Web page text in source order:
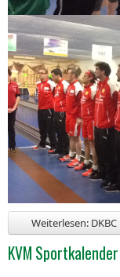
Weiterlesen:
KVM